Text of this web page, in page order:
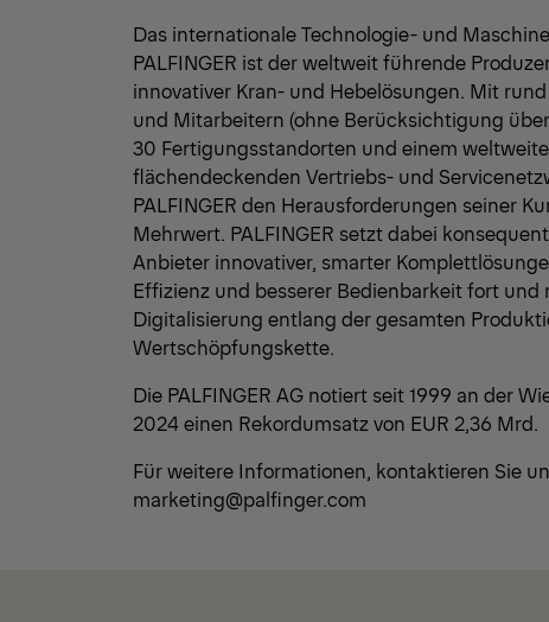
Das internationale Technologie- und
PALFINGER ist der weltweit führende
innovativer Kran- und Hebelösungen. Mit
und Mitarbeitern (ohne Berücksichtigung
30 Fertigungsstandorten und einem
flächendeckenden Vertriebs- und
PALFINGER den Herausforderungen seiner
Mehrwert. PALFINGER setzt dabei
Anbieter innovativer, smarter
Effizienz und besserer Bedienbarkeit fort und
Digitalisierung entlang der gesamten
Wertschöpfungskette.
Die PALFINGER AG notiert seit 1999 an der
2024 einen Rekordumsatz von EUR 2,36 Mrd.
Für weitere Informationen, kontaktieren Sie
marketing@palfinger.com